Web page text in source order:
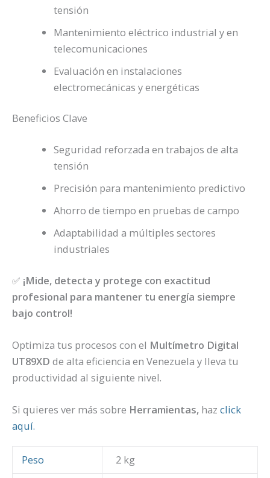
tensión
Mantenimiento eléctrico industrial y en
telecomunicaciones
Evaluación en instalaciones
electromecánicas y energéticas
Beneficios Clave
Seguridad reforzada en trabajos de alta
tensión
Precisión para mantenimiento predictivo
Ahorro de tiempo en pruebas de campo
Adaptabilidad a múltiples sectores
industriales
✅ ¡Mide, detecta y protege con exactitud
profesional para mantener tu energía siempre
bajo control!
Optimiza tus procesos con el Multímetro Digital
UT89XD de alta eficiencia en Venezuela y lleva tu
productividad al siguiente nivel.
Si quieres ver más sobre Herramientas, haz click
aquí.
Peso
2 kg